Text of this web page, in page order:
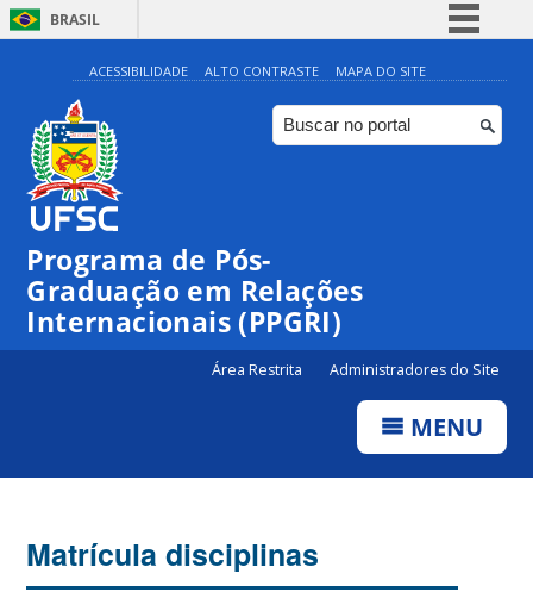
BRASIL
Simplifique!
Comunica BR
Participe
ACESSIBILIDADE ALTO CONTRASTE MAPA DO SITE
Programa de Pós-
Graduação em Relações
Internacionais (PPGRI)
Área Restrita Administradores do Site
MENU
Matrícula disciplinas